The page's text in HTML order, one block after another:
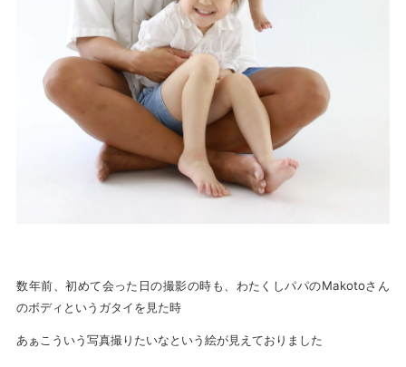
数年前、初めて会った日の撮影の時も、わたくしパパのMakotoさん
のボディというガタイを見た時
あぁこういう写真撮りたいなという絵が見えておりました